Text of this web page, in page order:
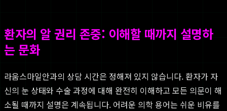
환자의 알 권리 존중: 이해할 때까지 설명하
는 문화
라움스마일안과의 상담 시간은 정해져 있지 않습니다. 환자가 자
신의 눈 상태와 수술 과정에 대해 완전히 이해하고 모든 의문이 해
소될 때까지 설명은 계속됩니다. 어려운 의학 용어는 쉬운 비유를